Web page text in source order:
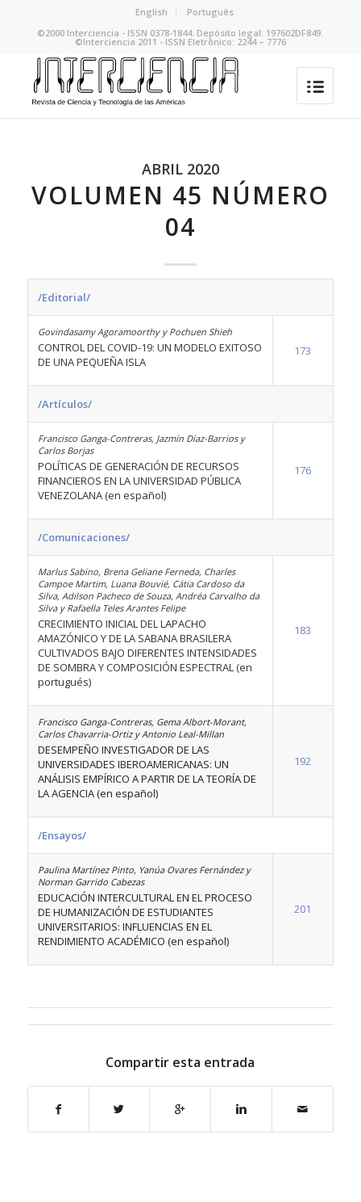
English
Português
©2000 Interciencia - ISSN 0378-1844. Depósito legal: 197602DF849.
©Interciencia 2011 - ISSN Eletrônico: 2244 – 7776
ABRIL 2020
VOLUMEN 45 NÚMERO
04
/Editorial/
Govindasamy Agoramoorthy y Pochuen Shieh
CONTROL DEL COVID-19: UN MODELO EXITOSO
DE UNA PEQUEÑA ISLA
173
/Artículos/
Francisco Ganga-Contreras, Jazmín Díaz-Barrios y
Carlos Borjas
POLÍTICAS DE GENERACIÓN DE RECURSOS
FINANCIEROS EN LA UNIVERSIDAD PÚBLICA
VENEZOLANA (en español)
176
/Comunicaciones/
Marlus Sabino, Brena Geliane Ferneda, Charles
Campoe Martim, Luana Bouvié, Cátia Cardoso da
Silva, Adilson Pacheco de Souza, Andréa Carvalho da
Silva y Rafaella Teles Arantes Felipe
CRECIMIENTO INICIAL DEL LAPACHO
AMAZÓNICO Y DE LA SABANA BRASILERA
CULTIVADOS BAJO DIFERENTES INTENSIDADES
DE SOMBRA Y COMPOSICIÓN ESPECTRAL (en
portugués)
183
Francisco Ganga-Contreras, Gema Albort-Morant,
Carlos Chavarria-Ortiz y Antonio Leal-Millan
DESEMPEÑO INVESTIGADOR DE LAS
UNIVERSIDADES IBEROAMERICANAS: UN
ANÁLISIS EMPÍRICO A PARTIR DE LA TEORÍA DE
LA AGENCIA (en español)
192
/Ensayos/
Paulina Martínez Pinto, Yanúa Ovares Fernández y
Norman Garrido Cabezas
EDUCACIÓN INTERCULTURAL EN EL PROCESO
DE HUMANIZACIÓN DE ESTUDIANTES
UNIVERSITARIOS: INFLUENCIAS EN EL
RENDIMIENTO ACADÉMICO (en español)
201
Compartir esta entrada